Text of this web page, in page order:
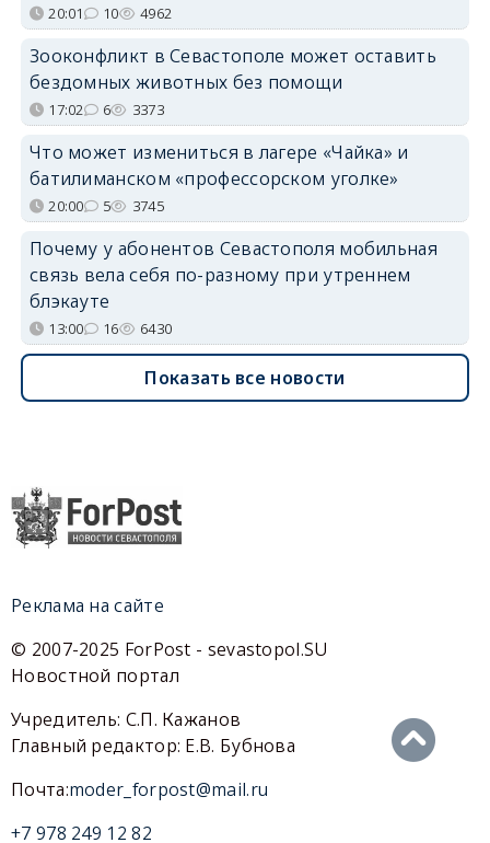
20:01 10 4962
Зооконфликт в Севастополе может оставить
бездомных животных без помощи
17:02 6 3373
Что может измениться в лагере «Чайка» и
батилиманском «профессорском уголке»
20:00 5 3745
Почему у абонентов Севастополя мобильная
связь вела себя по-разному при утреннем
блэкауте
13:00 16 6430
Показать все новости
Реклама на сайте
© 2007-2025 ForPost - sevastopol.SU
Новостной портал
Учредитель: С.П. Кажанов
Главный редактор: Е.В. Бубнова
Почта:moder_forpost@mail.ru
+7 978 249 12 82